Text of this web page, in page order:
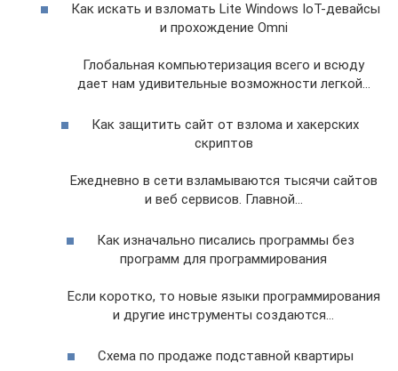
Как искать и взломать Lite Windows IoT-девайсы
и прохождение Omni
Глобальная компьютеризация всего и всюду
дает нам удивительные возможности легкой…
Как защитить сайт от взлома и хакерских
скриптов
Ежедневно в сети взламываются тысячи сайтов
и веб сервисов. Главной…
Как изначально писались программы без
программ для программирования
Если коротко, то новые языки программирования
и другие инструменты создаются…
Схема по продаже подставной квартиры